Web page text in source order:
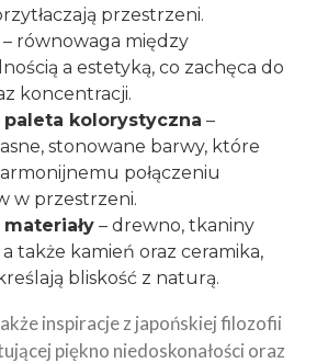
przestrzeni.
– równowaga między
a estetyką, co zachęca do
koncentracji.
paleta kolorystyczna –
stonowane barwy, które
połączeniu
w przestrzeni.
– drewno, tkaniny
także kamień oraz ceramika,
bliskość z naturą.
inspiracje z japońskiej filozofii
piękno niedoskonałości oraz